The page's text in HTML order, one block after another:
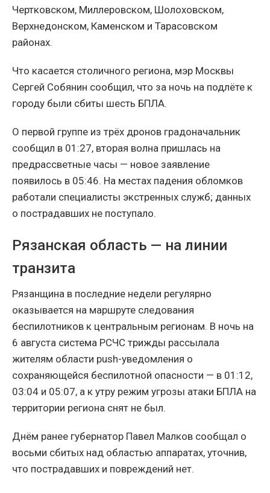
Чертковском, Миллеровском, Шолоховском,
Верхнедонском, Каменском и Тарасовском
районах.
Что касается столичного региона, мэр Москвы
Сергей Собянин сообщил, что за ночь на подлёте к
городу были сбиты шесть БПЛА.
О первой группе из трёх дронов градоначальник
сообщил в 01:27, вторая волна пришлась на
предрассветные часы — новое заявление
появилось в 05:46. На местах падения обломков
работали специалисты экстренных служб; данных
о пострадавших не поступало.
Рязанская область — на линии
транзита
Рязанщина в последние недели регулярно
оказывается на маршруте следования
беспилотников к центральным регионам. В ночь на
6 августа система РСЧС трижды рассылала
жителям области push-уведомления о
сохраняющейся беспилотной опасности — в 01:12,
03:04 и 05:07, а к утру режим угрозы атаки БПЛА на
территории региона снят не был.
Днём ранее губернатор Павел Малков сообщал о
восьми сбитых над областью аппаратах, уточнив,
что пострадавших и повреждений нет.